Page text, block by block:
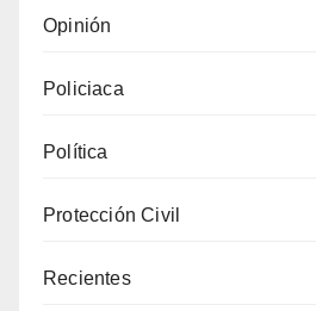
Opinión
Policiaca
Política
Protección Civil
Recientes